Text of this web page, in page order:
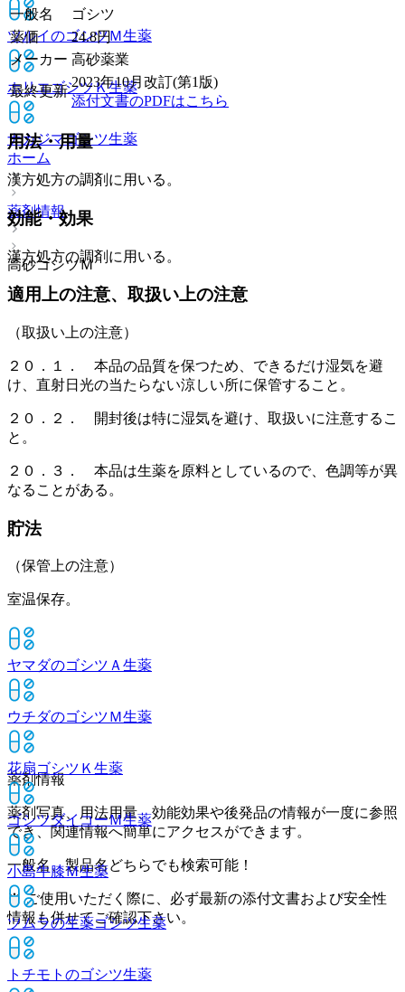
ツルイのゴシツＭ生薬
ホリエゴシツＫ生薬
ナカジマゴシツ生薬
ホーム
薬剤情報
高砂ゴシツＭ
一般名
ゴシツ
薬価
24.8円
メーカー 高砂薬業
最終更新
2023年10月改訂(第1版)
添付文書のPDFはこちら
用法・用量
漢方処方の調剤に用いる。
効能・効果
漢方処方の調剤に用いる。
適用上の注意、取扱い上の注意
（取扱い上の注意）
２０．１． 本品の品質を保つため、できるだけ湿気を避
け、直射日光の当たらない涼しい所に保管すること。
２０．２． 開封後は特に湿気を避け、取扱いに注意するこ
と。
２０．３． 本品は生薬を原料としているので、色調等が異
なることがある。
貯法
（保管上の注意）
室温保存。
ヤマダのゴシツＡ 生薬
ウチダのゴシツＭ生薬
花扇ゴシツＫ 生薬
ゴシツダイコーＭ生薬
小島牛膝Ｍ生薬
ツムラの生薬ゴシツ生薬
トチモトのゴシツ生薬
薬剤情報
薬剤写真、用法用量、効能効果や後発品の情報が一度に参照
でき、関連情報へ簡単にアクセスができます。
一般名、製品名どちらでも検索可能！
※ ご使用いただく際に、必ず最新の添付文書および安全性
情報も併せてご確認下さい。